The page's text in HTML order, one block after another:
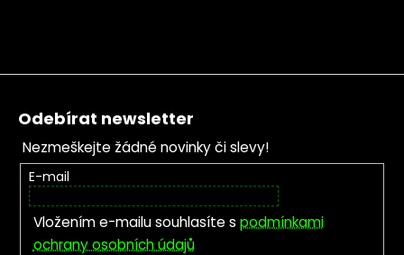
Zápatí
Odebírat newsletter
Nezmeškejte žádné novinky či slevy!
E-mail
Vložením e-mailu souhlasíte s podmínkami
ochrany osobních údajů